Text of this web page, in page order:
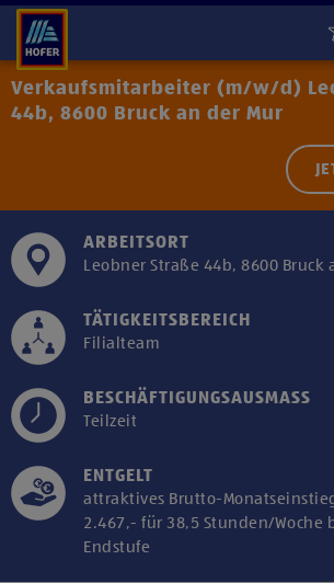
Verkaufsmitarbeiter (m/w/d)
44b, 8600 Bruck an der Mur
ARBEITSORT
Leobner Straße 44b, 8600 Bruck
TÄTIGKEITSBEREICH
Filialteam
BESCHÄFTIGUNGSAUSMASS
Teilzeit
ENTGELT
attraktives Brutto-
2.467,- für 38,5 Stunden/Woche
Endstufe